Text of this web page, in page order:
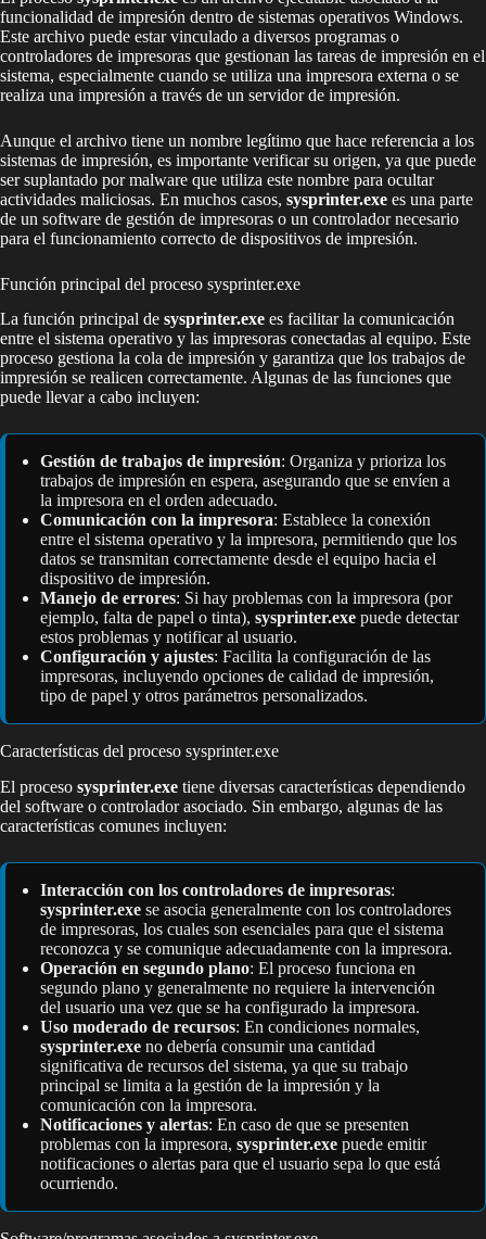
funcionalidad de impresión dentro de sistemas operativos Windows.
Este archivo puede estar vinculado a diversos programas o
controladores de impresoras que gestionan las tareas de impresión en el
sistema, especialmente cuando se utiliza una impresora externa o se
realiza una impresión a través de un servidor de impresión.
Aunque el archivo tiene un nombre legítimo que hace referencia a los
sistemas de impresión, es importante verificar su origen, ya que puede
ser suplantado por malware que utiliza este nombre para ocultar
actividades maliciosas. En muchos casos, sysprinter.exe es una parte
de un software de gestión de impresoras o un controlador necesario
para el funcionamiento correcto de dispositivos de impresión.
Función principal del proceso sysprinter.exe
La función principal de sysprinter.exe es facilitar la comunicación
entre el sistema operativo y las impresoras conectadas al equipo. Este
proceso gestiona la cola de impresión y garantiza que los trabajos de
impresión se realicen correctamente. Algunas de las funciones que
puede llevar a cabo incluyen:
Gestión de trabajos de impresión: Organiza y prioriza los
trabajos de impresión en espera, asegurando que se envíen a
la impresora en el orden adecuado.
Comunicación con la impresora: Establece la conexión
entre el sistema operativo y la impresora, permitiendo que los
datos se transmitan correctamente desde el equipo hacia el
dispositivo de impresión.
Manejo de errores: Si hay problemas con la impresora (por
ejemplo, falta de papel o tinta), sysprinter.exe puede detectar
estos problemas y notificar al usuario.
Configuración y ajustes: Facilita la configuración de las
impresoras, incluyendo opciones de calidad de impresión,
tipo de papel y otros parámetros personalizados.
Características del proceso sysprinter.exe
El proceso sysprinter.exe tiene diversas características dependiendo
del software o controlador asociado. Sin embargo, algunas de las
características comunes incluyen:
Interacción con los controladores de impresoras:
sysprinter.exe se asocia generalmente con los controladores
de impresoras, los cuales son esenciales para que el sistema
reconozca y se comunique adecuadamente con la impresora.
Operación en segundo plano: El proceso funciona en
segundo plano y generalmente no requiere la intervención
del usuario una vez que se ha configurado la impresora.
Uso moderado de recursos: En condiciones normales,
sysprinter.exe no debería consumir una cantidad
significativa de recursos del sistema, ya que su trabajo
principal se limita a la gestión de la impresión y la
comunicación con la impresora.
Notificaciones y alertas: En caso de que se presenten
problemas con la impresora, sysprinter.exe puede emitir
notificaciones o alertas para que el usuario sepa lo que está
ocurriendo.